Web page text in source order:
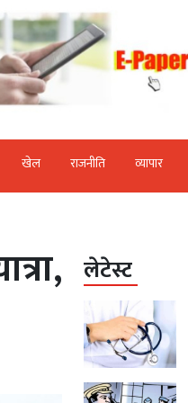
खेल राजनीति व्‍यापार
लेटेस्ट